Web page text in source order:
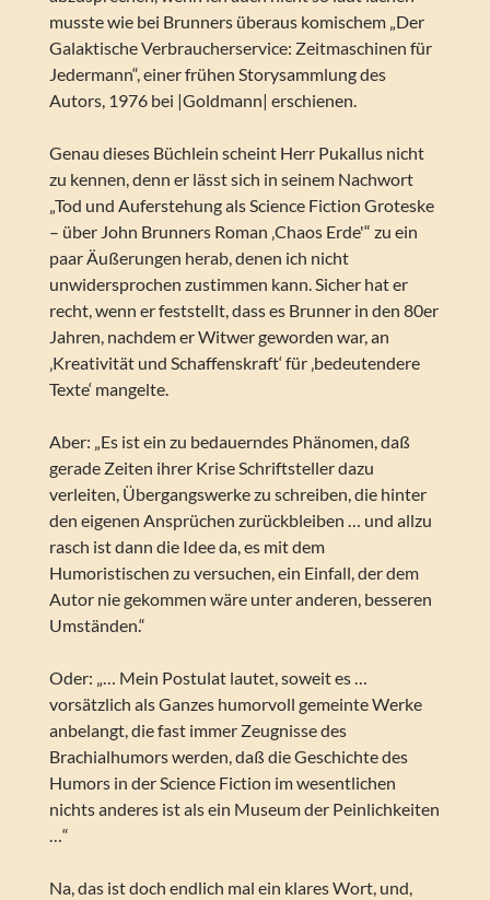
musste wie bei Brunners überaus komischem „Der
Galaktische Verbraucherservice: Zeitmaschinen für
Jedermann“, einer frühen Storysammlung des
Autors, 1976 bei |Goldmann| erschienen.
Genau dieses Büchlein scheint Herr Pukallus nicht
zu kennen, denn er lässt sich in seinem Nachwort
„Tod und Auferstehung als Science Fiction Groteske
– über John Brunners Roman ‚Chaos Erde'“ zu ein
paar Äußerungen herab, denen ich nicht
unwidersprochen zustimmen kann. Sicher hat er
recht, wenn er feststellt, dass es Brunner in den 80er
Jahren, nachdem er Witwer geworden war, an
‚Kreativität und Schaffenskraft‘ für ‚bedeutendere
Texte‘ mangelte.
Aber: „Es ist ein zu bedauerndes Phänomen, daß
gerade Zeiten ihrer Krise Schriftsteller dazu
verleiten, Übergangswerke zu schreiben, die hinter
den eigenen Ansprüchen zurückbleiben … und allzu
rasch ist dann die Idee da, es mit dem
Humoristischen zu versuchen, ein Einfall, der dem
Autor nie gekommen wäre unter anderen, besseren
Umständen.“
Oder: „… Mein Postulat lautet, soweit es …
vorsätzlich als Ganzes humorvoll gemeinte Werke
anbelangt, die fast immer Zeugnisse des
Brachialhumors werden, daß die Geschichte des
Humors in der Science Fiction im wesentlichen
nichts anderes ist als ein Museum der Peinlichkeiten
…“
Na, das ist doch endlich mal ein klares Wort, und,